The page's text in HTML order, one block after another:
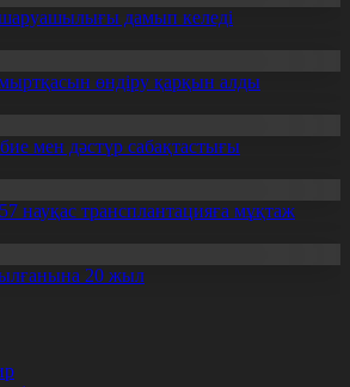
дамып келеді
өндіру қарқын алды
мен дәстүр сабақтастығы
науқас трансплантацияға мұқтаж
20 жыл